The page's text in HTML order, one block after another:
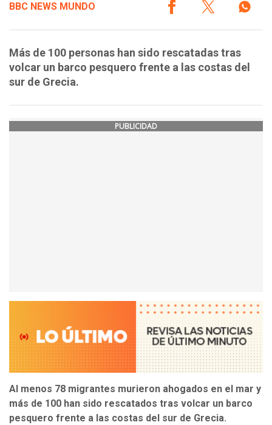
BBC NEWS MUNDO
Más de 100 personas han sido rescatadas tras
volcar un barco pesquero frente a las costas del
sur de Grecia.
PUBLICIDAD
Al menos 78 migrantes murieron ahogados en el mar y
más de 100 han sido rescatados tras volcar un barco
pesquero frente a las costas del sur de Grecia.